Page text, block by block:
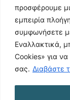
προσφέρουμε
εμπειρία
συμφωνήσετε
Εναλλακτικά,
Cookies» για να
σας. Διαβάστε